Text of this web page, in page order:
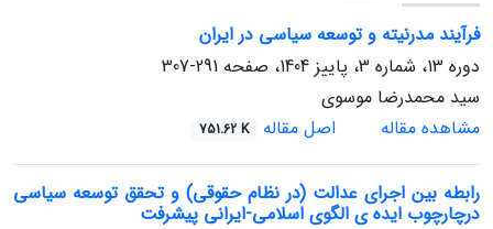
فرآیند مدرنیته و توسعه سیاسی در ایران
دوره 13، شماره 3، پاییز 1404، صفحه
291-307
سید محمدرضا موسوی
مشاهده مقاله
اصل مقاله 751.62 K
رابطه بین اجرای عدالت (در نظام حقوقی) و تحقق توسعه سیاسی
درچارچوب ایده ی الگوی اسلامی-ایرانی پیشرفت